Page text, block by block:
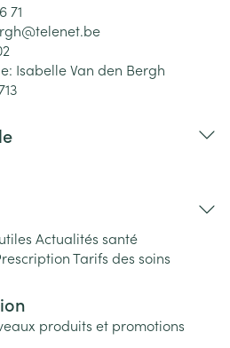
71
telenet.be
Isabelle Van den Bergh
Actualités santé
Tarifs des soins
produits et promotions